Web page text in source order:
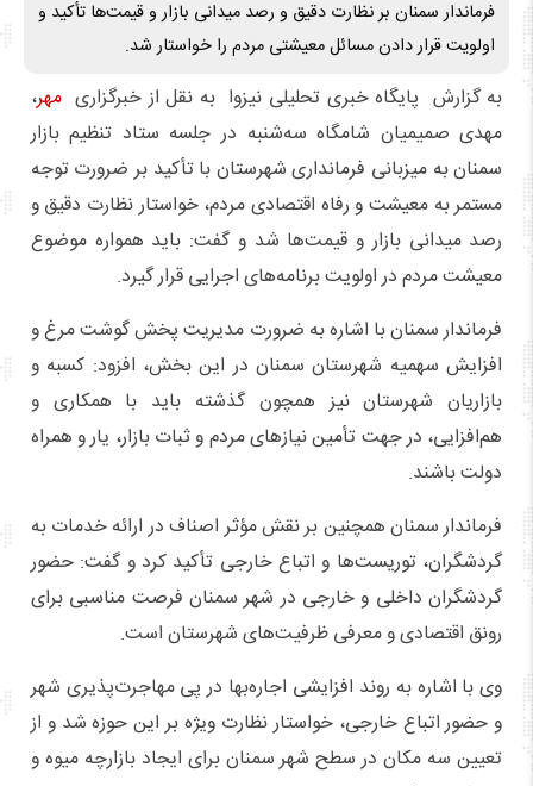
فرماندار سمنان بر نظارت دقیق و رصد میدانی بازار و قیمت‌ها تأکید و
اولویت قرار دادن مسائل معیشتی مردم را خواستار شد.
به گزارش پایگاه خبری تحلیلی نیزوا به نقل از خبرگزاری مهر،
مهدی صمیمیان شامگاه سه‌شنبه در جلسه ستاد تنظیم بازار
سمنان به میزبانی فرمانداری شهرستان با تأکید بر ضرورت توجه
مستمر به معیشت و رفاه اقتصادی مردم، خواستار نظارت دقیق و
رصد میدانی بازار و قیمت‌ها شد و گفت: باید همواره موضوع
معیشت مردم در اولویت برنامه‌های اجرایی قرار گیرد.
فرماندار سمنان با اشاره به ضرورت مدیریت پخش گوشت مرغ و
افزایش سهمیه شهرستان سمنان در این بخش، افزود: کسبه و
بازاریان شهرستان نیز همچون گذشته باید با همکاری و
هم‌افزایی، در جهت تأمین نیازهای مردم و ثبات بازار، یار و همراه
دولت باشند.
فرماندار سمنان همچنین بر نقش مؤثر اصناف در ارائه خدمات به
گردشگران، توریست‌ها و اتباع خارجی تأکید کرد و گفت: حضور
گردشگران داخلی و خارجی در شهر سمنان فرصت مناسبی برای
رونق اقتصادی و معرفی ظرفیت‌های شهرستان است.
وی با اشاره به روند افزایشی اجاره‌بها در پی مهاجرت‌پذیری شهر
و حضور اتباع خارجی، خواستار نظارت ویژه بر این حوزه شد و از
تعیین سه مکان در سطح شهر سمنان برای ایجاد بازارچه میوه و